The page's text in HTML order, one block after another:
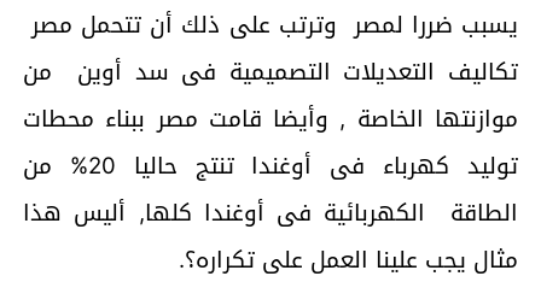
يسبب ضررا لمصر وترتب على ذلك أن تتحمل مصر
تكاليف التعديلات التصميمية فى سد أوين من
موازنتها الخاصة , وأيضا قامت مصر ببناء محطات
توليد كهرباء فى أوغندا تنتج حاليا 20% من
الطاقة الكهربائية فى أوغندا كلها, أليس هذا
مثال يجب علينا العمل على تكراره؟.